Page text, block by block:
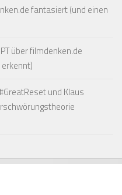
fantasiert (und einen
über filmdenken.de
und Klaus